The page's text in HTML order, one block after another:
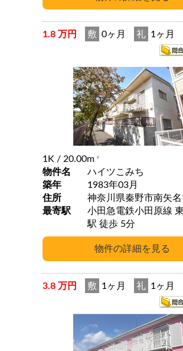
1.8 万円 敷 0ヶ月 礼 1ヶ月
1K / 20.00m 2
物件名
ハイツこみち
築年
1983年03月
住所
神奈川県秦野市南矢
最寄駅
小田急電鉄小田原線
駅 徒歩 5分
3.8 万円 敷 1ヶ月 礼 1ヶ月